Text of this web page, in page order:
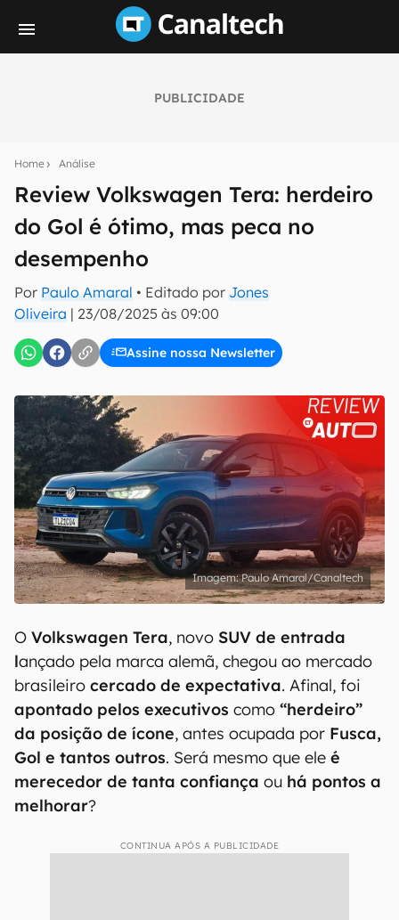
PUBLICIDADE
Home Análise
Review Volkswagen Tera: herdeiro
do Gol é ótimo, mas peca no
desempenho
Por Paulo Amaral • Editado por Jones
Oliveira | 23/08/2025 às 09:00
Assine nossa Newsletter
notícias e reviews sobre tecnologia em primeira
mão.
E-mail
inscreva-se
Confirmo que li, aceito e concordo com os Termos de
Uso e Política de Privacidade do Canaltech.
Paulo Amaral/Canaltech
O Volkswagen Tera, novo SUV de entrada
lançado pela marca alemã, chegou ao mercado
brasileiro cercado de expectativa. Afinal, foi
apontado pelos executivos como “herdeiro”
da posição de ícone, antes ocupada por Fusca,
Gol e tantos outros. Será mesmo que ele é
merecedor de tanta confiança ou há pontos a
melhorar?
CONTINUA APÓS A PUBLICIDADE